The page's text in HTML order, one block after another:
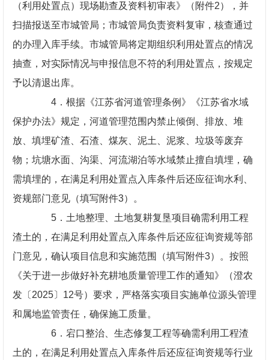
（利用处置点）现场勘查及资料初审表》（附件2），并
扫描报送至市城管局；市城管局负责资料复审，核查通过
的办理入库手续。市城管局将定期组织利用处置点的情况
抽查，对实际情况与申报信息不符的利用处置点，按规定
予以清退出库。
4．根据《江苏省河道管理条例》《江苏省水域
保护办法》规定，河道管理范围内禁止倾倒、排放、堆
放、填埋矿渣、石渣、煤灰、泥土、泥浆、垃圾等废弃
物；坑塘水面、沟渠、河流湖泊等水域禁止擅自填埋，确
需填埋的，在满足利用处置点入库条件后还应征询水利、
资规部门意见（填写附件3）。
5．土地整理、土地复耕复垦项目确需利用工程
渣土的，在满足利用处置点入库条件后还应征询资规等部
门意见，确认项目信息和实施范围（填写附件3）。按照
《关于进一步做好补充耕地质量管理工作的通知》（澄农
发〔2025〕12号）要求，严格落实项目实施单位源头管理
和属地监管责任，确保施工质量。
6．宕口整治、生态修复工程等确需利用工程渣
土的，在满足利用处置点入库条件后还应征询资规等行业